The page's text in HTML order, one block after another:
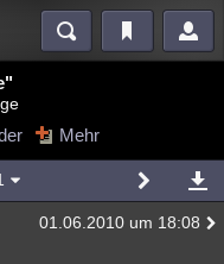
Videos
Mystery Kriminalfälle
Mehr
01.06.2010 um 18:08